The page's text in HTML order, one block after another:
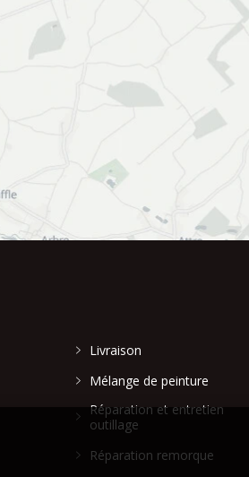
Livraison
Mélange de peinture
Réparation et entretien
outillage
Réparation remorque